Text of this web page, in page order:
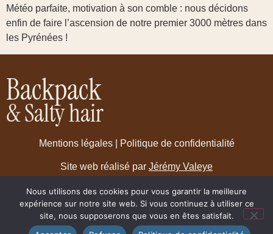
Météo parfaite, motivation à son comble : nous décidons
enfin de faire l’ascension de notre premier 3000 mètres dans
les Pyrénées !
Backpack
& Salty hair
Mentions légales| Politique de confidentialité
Site web réalisé par Jérémy Valeye
2025 © Backpack & Salty Hair
Nous utilisons des cookies pour vous garantir la meilleure
expérience sur notre site web. Si vous continuez à utiliser ce
site, nous supposerons que vous en êtes satisfait.